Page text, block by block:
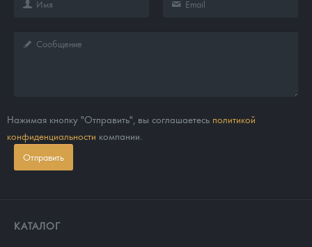
Нажимая кнопку "Отправить", вы соглашаетесь политикой
конфиденциальности компании.
Отправить
КАТАЛОГ